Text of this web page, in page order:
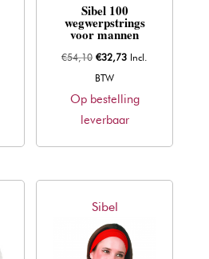
Sibel 100
wegwerpstrings
voor mannen
€54,10 Oorspronkelijke
prijs
was:
€54,10.
€32,73Huidige
is:
€32,73.
Incl.
BTW
Op bestelling
leverbaar
Sibel